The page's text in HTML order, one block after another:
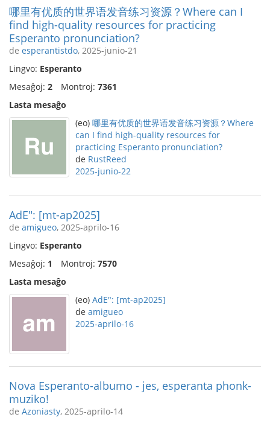
哪里有优质的世界语发音练习资源？Where can I
find high-quality resources for practicing
Esperanto pronunciation?
de esperantistdo, 2025-junio-21
Lingvo: Esperanto
Mesaĝoj: 2 Montroj: 7361
Lasta mesaĝo
(eo) 哪里有优质的世界语发音练习资源？Where
can I find high-quality resources for
practicing Esperanto pronunciation?
de RustReed
2025-junio-22
AdE": [mt-ap2025]
de amigueo, 2025-aprilo-16
Lingvo: Esperanto
Mesaĝoj: 1 Montroj: 7570
Lasta mesaĝo
(eo) AdE": [mt-ap2025]
de amigueo
2025-aprilo-16
Nova Esperanto-albumo - jes, esperanta phonk-
muziko!
de Azoniasty, 2025-aprilo-14